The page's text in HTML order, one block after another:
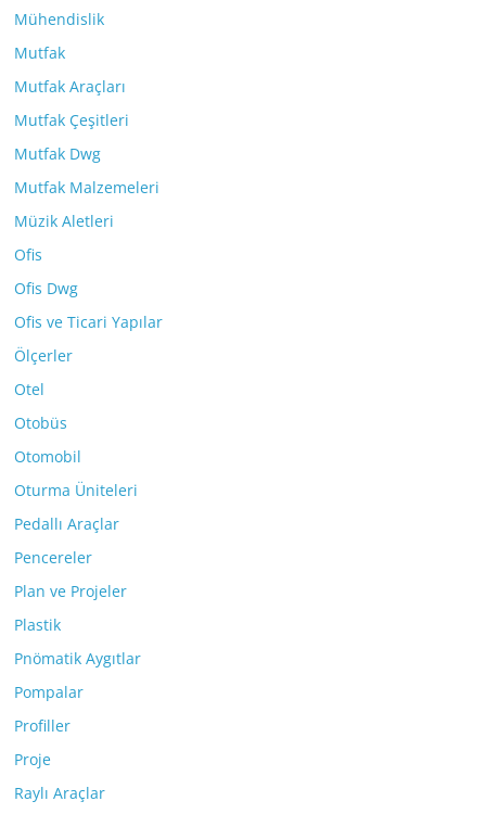
Mühendislik
Mutfak
Mutfak Araçları
Mutfak Çeşitleri
Mutfak Dwg
Mutfak Malzemeleri
Müzik Aletleri
Ofis
Ofis Dwg
Ofis ve Ticari Yapılar
Ölçerler
Otel
Otobüs
Otomobil
Oturma Üniteleri
Pedallı Araçlar
Pencereler
Plan ve Projeler
Plastik
Pnömatik Aygıtlar
Pompalar
Profiller
Proje
Raylı Araçlar